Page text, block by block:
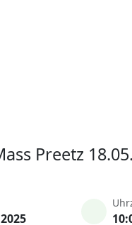
Preetz